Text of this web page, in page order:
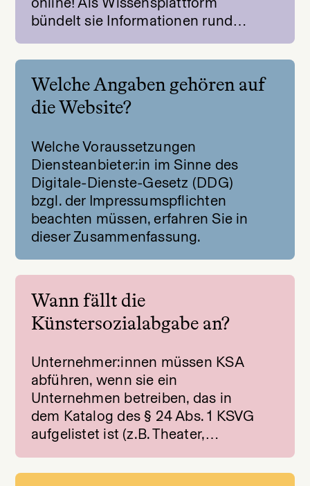
bündelt sie Informationen rund…
Welche Angaben gehören auf
die Website?
Welche Voraussetzungen
Diensteanbieter:in im Sinne des
Digitale-Dienste-Gesetz (DDG)
bzgl. der Impressumspflichten
beachten müssen, erfahren Sie in
dieser Zusammenfassung.
Wann fällt die
Künstersozialabgabe an?
Unternehmer:innen müssen KSA
abführen, wenn sie ein
Unternehmen betreiben, das in
dem Katalog des § 24 Abs. 1 KSVG
aufgelistet ist (z.B. Theater,…